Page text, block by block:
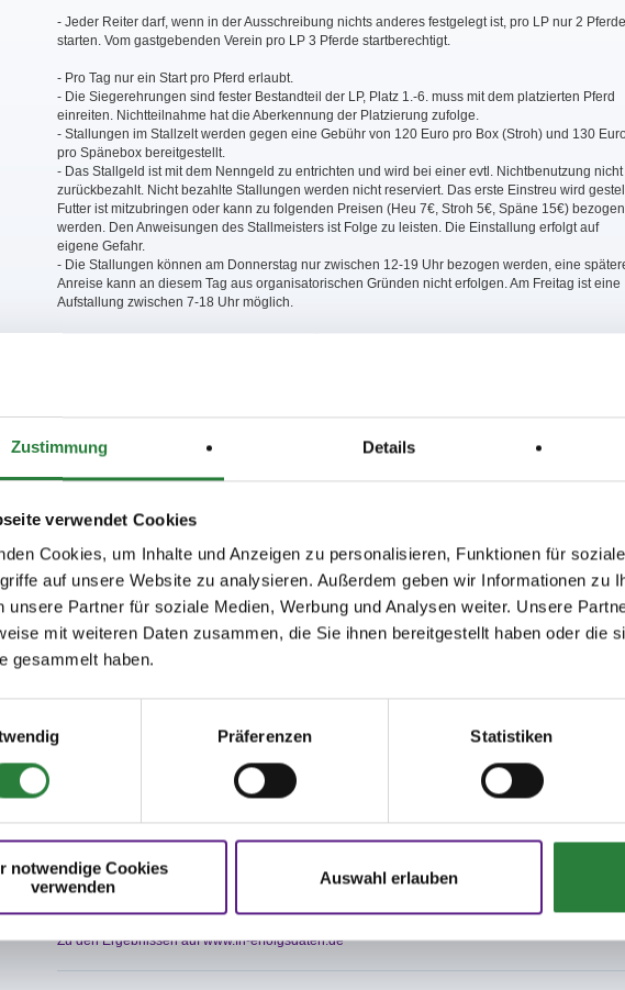
Zustimmung Details
verwendet Cookies
Cookies, um Inhalte und Anzeigen zu personalisieren, Funktionen für
auf unsere Website zu analysieren. Außerdem geben wir Informationen zu
unsere Partner für soziale Medien, Werbung und Analysen weiter. Unsere
mit weiteren Daten zusammen, die Sie ihnen bereitgestellt haben oder die
gesammelt haben.
Präferenzen Statistiken
notwendige Cookies
verwenden
Auswahl erlauben
- Jeder Reiter darf, wenn in der Ausschreibung nichts anderes festgelegt ist, pro LP nur 2 Pferde
starten. Vom gastgebenden Verein pro LP 3 Pferde startberechtigt.
- Pro Tag nur ein Start pro Pferd erlaubt.
- Die Siegerehrungen sind fester Bestandteil der LP, Platz 1.-6. muss mit dem platzierten Pferd
einreiten. Nichtteilnahme hat die Aberkennung der Platzierung zufolge.
- Stallungen im Stallzelt werden gegen eine Gebühr von 120 Euro pro Box (Stroh) und 130
pro Spänebox bereitgestellt.
- Das Stallgeld ist mit dem Nenngeld zu entrichten und wird bei einer evtl. Nichtbenutzung nicht
zurückbezahlt. Nicht bezahlte Stallungen werden nicht reserviert. Das erste Einstreu wird
Futter ist mitzubringen oder kann zu folgenden Preisen (Heu 7€, Stroh 5€, Späne 15€) bezogen
werden. Den Anweisungen des Stallmeisters ist Folge zu leisten. Die Einstallung erfolgt auf
eigene Gefahr.
- Die Stallungen können am Donnerstag nur zwischen 12-19 Uhr bezogen werden, eine
Anreise kann an diesem Tag aus organisatorischen Gründen nicht erfolgen. Am Freitag ist eine
Aufstallung zwischen 7-18 Uhr möglich.
erhoben, diese müssen ebenfalls mit der Nennung reserviert und bezahlt werden. Ansonsten
- Hotels sind selbst zu buchen. 0 km: Schloßhotel Monrepos 07141/302543 (Sonderkonditionen
- Hunde sind auf dem gesamten Gelände an der Leine zu führen.
- Der Veranstalter haftet nicht für Unfälle von Reitern, Pferden oder Zuschauern, für Diebstahl
sowie Sachschäden, die aus Haltung eines Pferdes entstehen. Die Teilnahme, der Besuch oder
die Benutzung von Einrichtungen geschieht auf eigene Gefahr. Alle Besitzer und Teilnehmer sind
persönlich haftbar für Schäden gegenüber Dritten, die durch sie selbst, ihre Angestellten, ihre
Beauftragten oder ihre Pferde verursacht werden.
Fr. vorm.: 11,13; nachm.: 2,5
Sa. vorm.: 7,9,10,12,15; nachm.: 4,17
So. vorm.: 6,8,14,16; nachm.: 1,3
Zu den Ergebnissen auf www.fn-erfolgsdaten.de